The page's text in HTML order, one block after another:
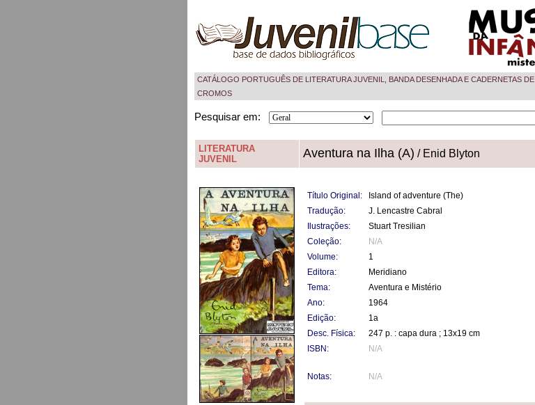
CATÁLOGO PORTUGUÊS DE LITERATURA JUVENIL, BANDA DESENHADA E CADERNETAS DE
CROMOS
Pesquisar em:
LITERATURA
JUVENIL
Aventura na Ilha (A) / Enid Blyton
Título Original:
Island of adventure (The)
Tradução:
J. Lencastre Cabral
Ilustrações:
Stuart Tresilian
Coleção:
N/A
Volume:
1
Editora:
Meridiano
Tema:
Aventura e Mistério
Ano:
1964
Edição:
1a
Desc. Física:
247 p. : capa dura ; 13x19 cm
ISBN:
N/A
Notas: N/A